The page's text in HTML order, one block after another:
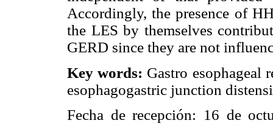
Accordingly, the presence of
the LES by themselves
GERD since they are not
Key words: Gastro esophageal
esophagogastric junction
Fecha de recepción: 16 de